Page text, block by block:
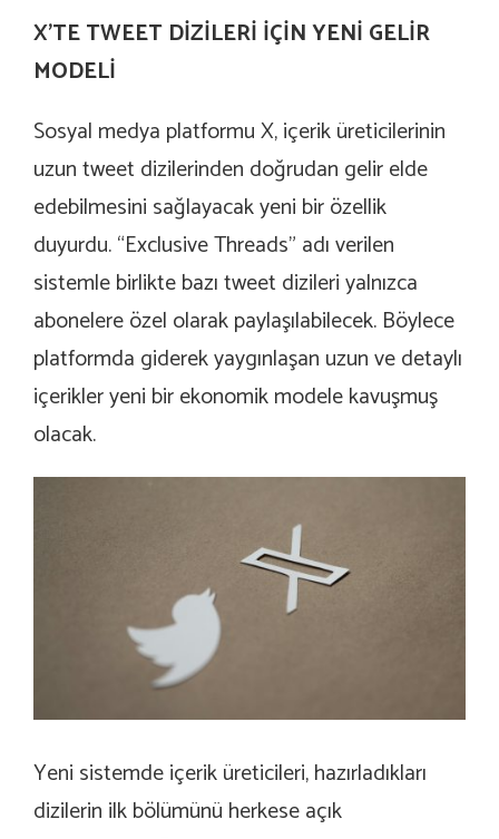
X’TE TWEET DİZİLERİ İÇİN YENİ GELİR
MODELİ
Sosyal medya platformu X, içerik üreticilerinin
uzun tweet dizilerinden doğrudan gelir elde
edebilmesini sağlayacak yeni bir özellik
duyurdu. “Exclusive Threads” adı verilen
sistemle birlikte bazı tweet dizileri yalnızca
abonelere özel olarak paylaşılabilecek. Böylece
platformda giderek yaygınlaşan uzun ve detaylı
içerikler yeni bir ekonomik modele kavuşmuş
olacak.
Yeni sistemde içerik üreticileri, hazırladıkları
dizilerin ilk bölümünü herkese açık